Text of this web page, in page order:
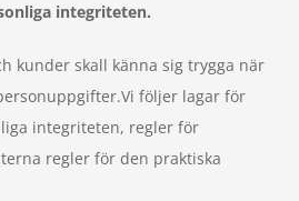
integriteten.
kunder skall känna sig trygga när
följer lagar för
integriteten, regler för
regler för den praktiska